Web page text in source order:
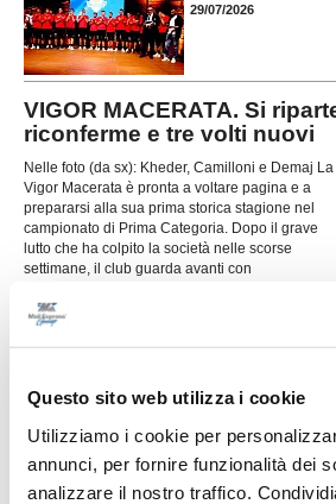
Questo sito web utilizza i cookie
Utilizziamo i cookie per
annunci, per fornire funzionalità dei
analizzare il nostro traffico.
29/07/2026
VIGOR MACERATA. Si
riconferme e tre volti nuovi
Nelle foto (da sx): Kheder, Camilloni e Demaj La
Vigor Macerata è pronta a voltare pagina e a
prepararsi alla sua prima storica stagione nel
campionato di Prima Categoria. Dopo il grave
lutto che ha colpito la società nelle scorse
settimane, il club guarda avanti con
30/07/2026
Tolentino in vista del
Prima Categoria. La
verde e presenta altri
saranno a